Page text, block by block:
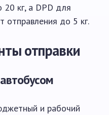
20 кг, а DPD для
отправления до 5 кг.
отправки
и рабочий